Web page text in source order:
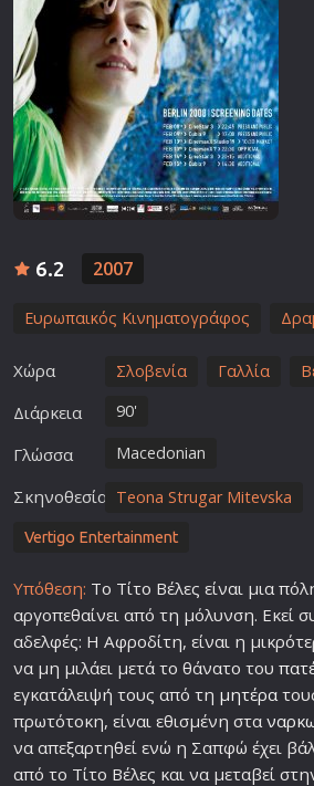
6.2 2007
Ευρωπαικός Κινηματογράφος
Χώρα Σλοβενία Γαλλία
Διάρκεια 90'
Γλώσσα Macedonian
Σκηνοθεσία Teona Strugar Mitevska
Vertigo Entertainment
Υπόθεση: Το Τίτο Βέλες είναι μια
αργοπεθαίνει από τη μόλυνση. Εκεί
αδελφές: Η Αφροδίτη, είναι η
να μη μιλάει μετά το θάνατο του
εγκατάλειψή τους από τη μητέρα
πρωτότοκη, είναι εθισμένη στα
να απεξαρτηθεί ενώ η Σαπφώ έχει
από το Τίτο Βέλες και να μεταβεί